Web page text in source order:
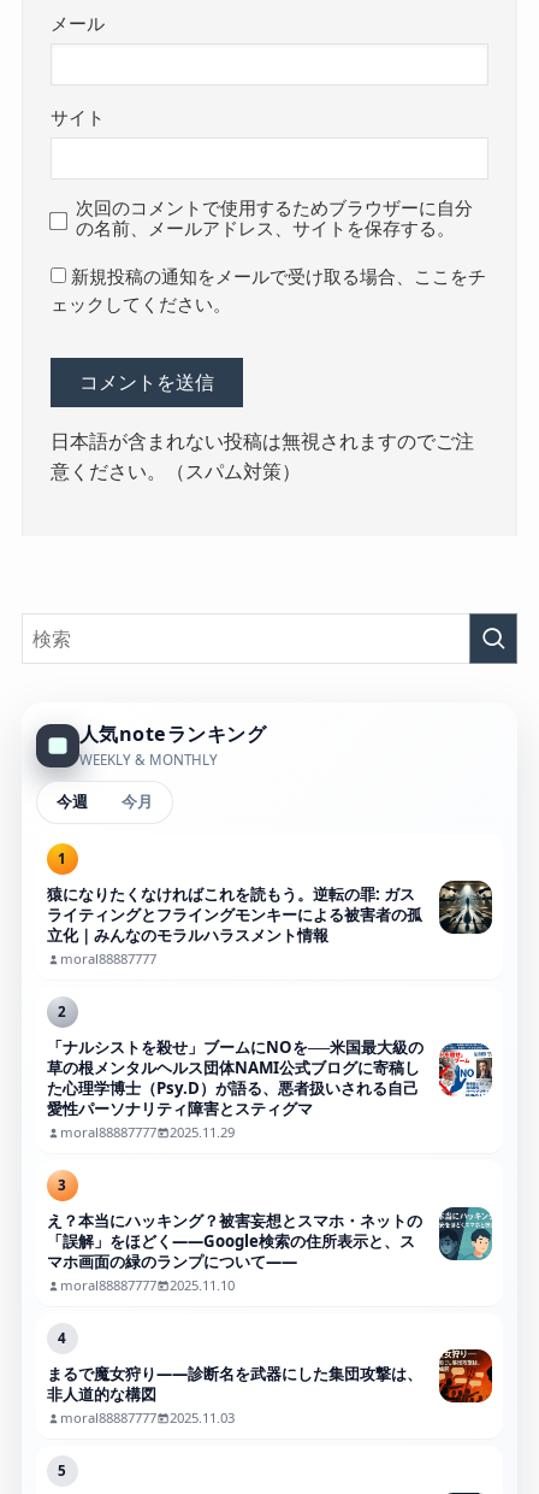
メール
サイト
次回のコメントで使用するためブラウザーに自分
の名前、メールアドレス、サイトを保存する。
新規投稿の通知をメールで受け取る場合、ここをチ
ェックしてください。
日本語が含まれない投稿は無視されますのでご注
意ください。（スパム対策）
人気noteランキング
WEEKLY & MONTHLY
今週 今月
1
猿になりたくなければこれを読もう。逆転の罪: ガス
ライティングとフライングモンキーによる被害者の孤
立化｜みんなのモラルハラスメント情報
moral88887777
2
「ナルシストを殺せ」ブームにNOを──米国最大級の
草の根メンタルヘルス団体NAMI公式ブログに寄稿し
た心理学博士（Psy.D）が語る、悪者扱いされる自己
愛性パーソナリティ障害とスティグマ
moral88887777 2025.11.29
3
え？本当にハッキング？被害妄想とスマホ・ネットの
「誤解」をほどく――Google検索の住所表示と、ス
マホ画面の緑のランプについて――
moral88887777 2025.11.10
4
まるで魔女狩り——診断名を武器にした集団攻撃は、
非人道的な構図
moral88887777 2025.11.03
5